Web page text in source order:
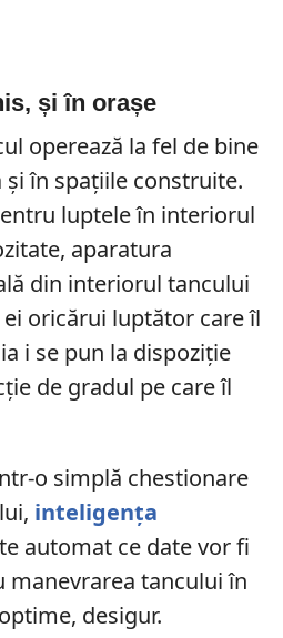
și în orașe
operează la fel de bine
și în spațiile construite.
luptele în interiorul
aparatura
din interiorul tancului
oricărui luptător care îl
i se pun la dispoziție
de gradul pe care îl
o simplă chestionare
inteligența
automat ce date vor fi
manevrarea tancului în
desigur.